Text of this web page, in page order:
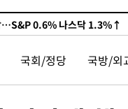
…S&P 0.6% 나스닥 1.3%↑
동해안 최대 150㎜ 비
국회/정당 국방/외